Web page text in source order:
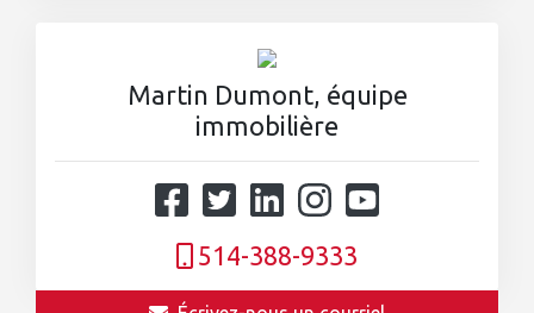
Martin Dumont, équipe
immobilière
514-388-9333